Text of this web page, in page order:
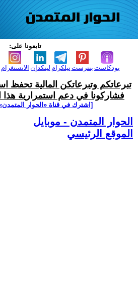
تابعونا على:
الانستغرام لينكدإن تيلكرامبنترست بودكاست
تبرعاتكم وتبرعاتكن المالية تحفظ
فشاركونا في دعم استمرارية هذا
[اشترك في قناة ‫«الحوار
الحوار المتمدن - موبايل
الموقع الرئيسي